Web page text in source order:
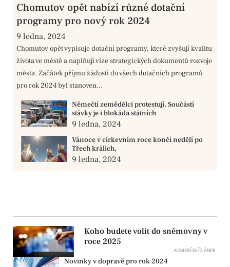
Chomutov opět nabízí různé dotační
programy pro nový rok 2024
9 ledna, 2024
Chomutov opět vypisuje dotační programy, které zvyšují kvalitu
života ve městě a naplňují vize strategických dokumentů rozvoje
města. Začátek příjmu žádostí do všech dotačních programů
pro rok 2024 byl stanoven...
Němečtí zemědělci protestují. Součástí
stávky je i blokáda státních
9 ledna, 2024
Vánoce v církevním roce končí nedělí po
Třech králích,
9 ledna, 2024
Koho budete volit do sněmovny v
roce 2025
KOMERČNÍ ČLÁNEK
Novinky v dopravě pro rok 2024